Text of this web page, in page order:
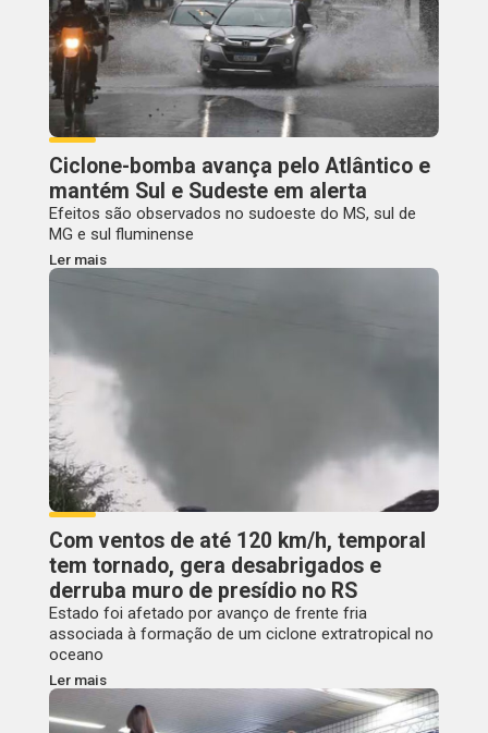
Ciclone-bomba avança pelo Atlântico e
mantém Sul e Sudeste em alerta
Efeitos são observados no sudoeste do MS, sul de
MG e sul fluminense
Ler mais
Com ventos de até 120 km/h, temporal
tem tornado, gera desabrigados e
derruba muro de presídio no RS
Estado foi afetado por avanço de frente fria
associada à formação de um ciclone extratropical no
oceano
Ler mais